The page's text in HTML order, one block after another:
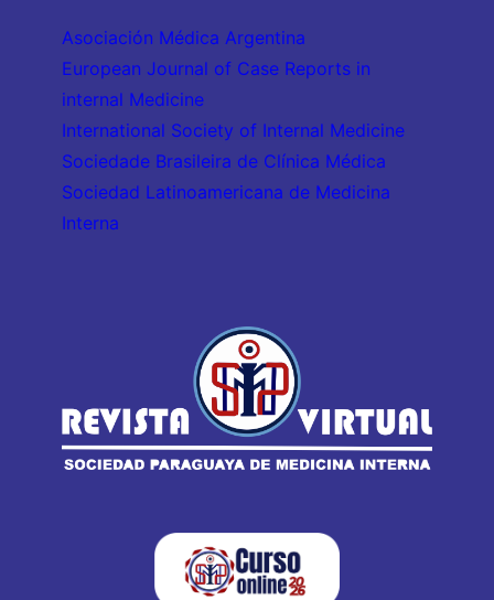
Asociación Médica Argentina
European Journal of Case Reports in
internal Medicine
International Society of Internal Medicine
Sociedade Brasileira de Clínica Médica
Sociedad Latinoamericana de Medicina
Interna